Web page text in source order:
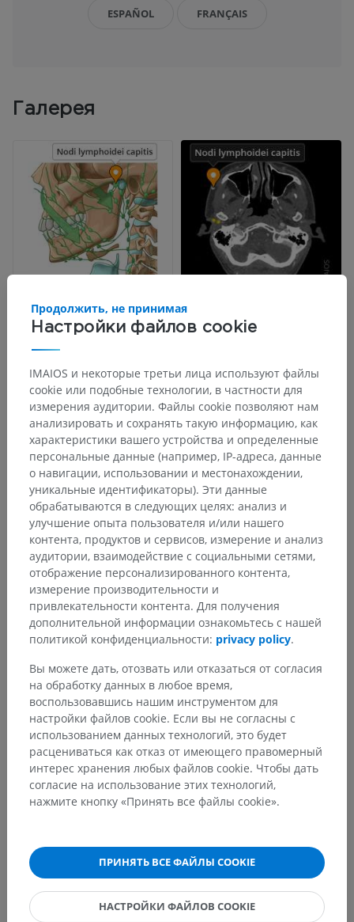
ESPAÑOL FRANÇAIS
Галерея
Анатомическая иерархия
Анатомия человека 2
Человеческое тело> Systemata integrantia
Лимфоидная система>
Вторичные лимфоидные органы>
Лимфатические узлы> Nodi lymphoidei capitis
Основные структуры:
Затылочные узлы
Сосцевидные узлы
Поверхностные околоушные узлы
Глубокие околоушные узлы
Лицевые узлы
Язычные узлы
Настройки файлов cookie
Продолжить, не принимая
IMAIOS и некоторые третьи лица используют файлы
cookie или подобные технологии, в частности для
измерения аудитории. Файлы cookie позволяют нам
анализировать и сохранять такую информацию, как
характеристики вашего устройства и определенные
персональные данные (например, IP-адреса, данные
о навигации, использовании и местонахождении,
уникальные идентификаторы). Эти данные
обрабатываются в следующих целях: анализ и
улучшение опыта пользователя и/или нашего
контента, продуктов и сервисов, измерение и анализ
аудитории, взаимодействие с социальными сетями,
отображение персонализированного контента,
измерение производительности и
привлекательности контента. Для получения
дополнительной информации ознакомьтесь с нашей
политикой конфиденциальности: privacy policy.
Вы можете дать, отозвать или отказаться от согласия
на обработку данных в любое время,
воспользовавшись нашим инструментом для
настройки файлов cookie. Если вы не согласны с
использованием данных технологий, это будет
расцениваться как отказ от имеющего правомерный
интерес хранения любых файлов cookie. Чтобы дать
согласие на использование этих технологий,
нажмите кнопку «Принять все файлы cookie».
ПРИНЯТЬ ВСЕ ФАЙЛЫ COOKIE
НАСТРОЙКИ ФАЙЛОВ COOKIE